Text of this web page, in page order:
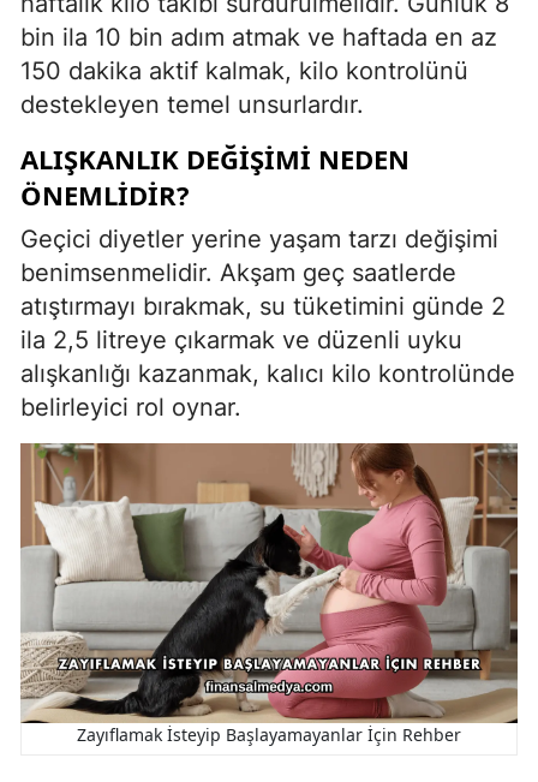
bin ila 10 bin adım atmak ve haftada en az
150 dakika aktif kalmak, kilo kontrolünü
destekleyen temel unsurlardır.
ALIŞKANLIK DEĞIŞIMI NEDEN
ÖNEMLIDIR?
Geçici diyetler yerine yaşam tarzı değişimi
benimsenmelidir. Akşam geç saatlerde
atıştırmayı bırakmak, su tüketimini günde 2
ila 2,5 litreye çıkarmak ve düzenli uyku
alışkanlığı kazanmak, kalıcı kilo kontrolünde
belirleyici rol oynar.
Zayıflamak İsteyip Başlayamayanlar İçin Rehber